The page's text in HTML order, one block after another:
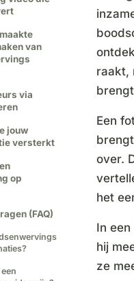
van
via
jouw
versterkt
op
(FAQ)
raakt,
Een
over.
het
In
hij
ze